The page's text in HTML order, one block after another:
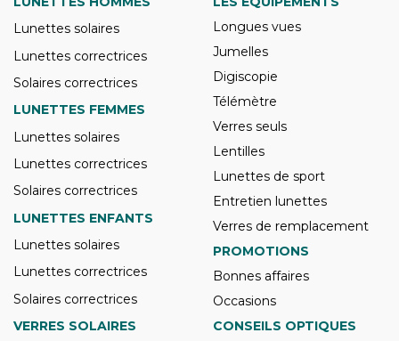
Lunettes solaires
Lunettes correctrices
Solaires correctrices
LUNETTES FEMMES
Lunettes solaires
Lunettes correctrices
Solaires correctrices
LUNETTES ENFANTS
Lunettes solaires
Lunettes correctrices
Solaires correctrices
Longues vues
Jumelles
Digiscopie
Télémètre
Verres seuls
Lentilles
Lunettes de sport
Entretien lunettes
Verres de remplacement
PROMOTIONS
Bonnes affaires
Occasions
VERRES SOLAIRES
CONSEILS OPTIQUES